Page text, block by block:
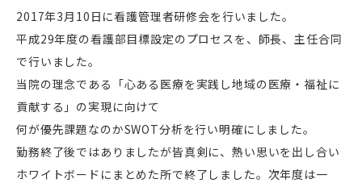
2017年3月10日に看護管理者研修会を行いました。
平成29年度の看護部目標設定のプロセスを、師長、主任合同
で行いました。
当院の理念である「心ある医療を実践し地域の医療・福祉に
貢献する」の実現に向けて
何が優先課題なのかSWOT分析を行い明確にしました。
勤務終了後ではありましたが皆真剣に、熱い思いを出し合い
ホワイトボードにまとめた所で終了しました。次年度は一